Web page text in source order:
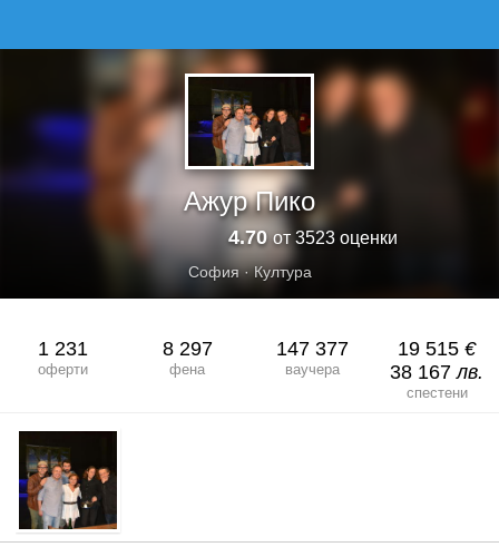
Ажур Пико
4.70от 3523 оценки
София·Култура
1 231
оферти
8 297
фена
147 377
ваучера
19 515 €
38 167лв.
спестени